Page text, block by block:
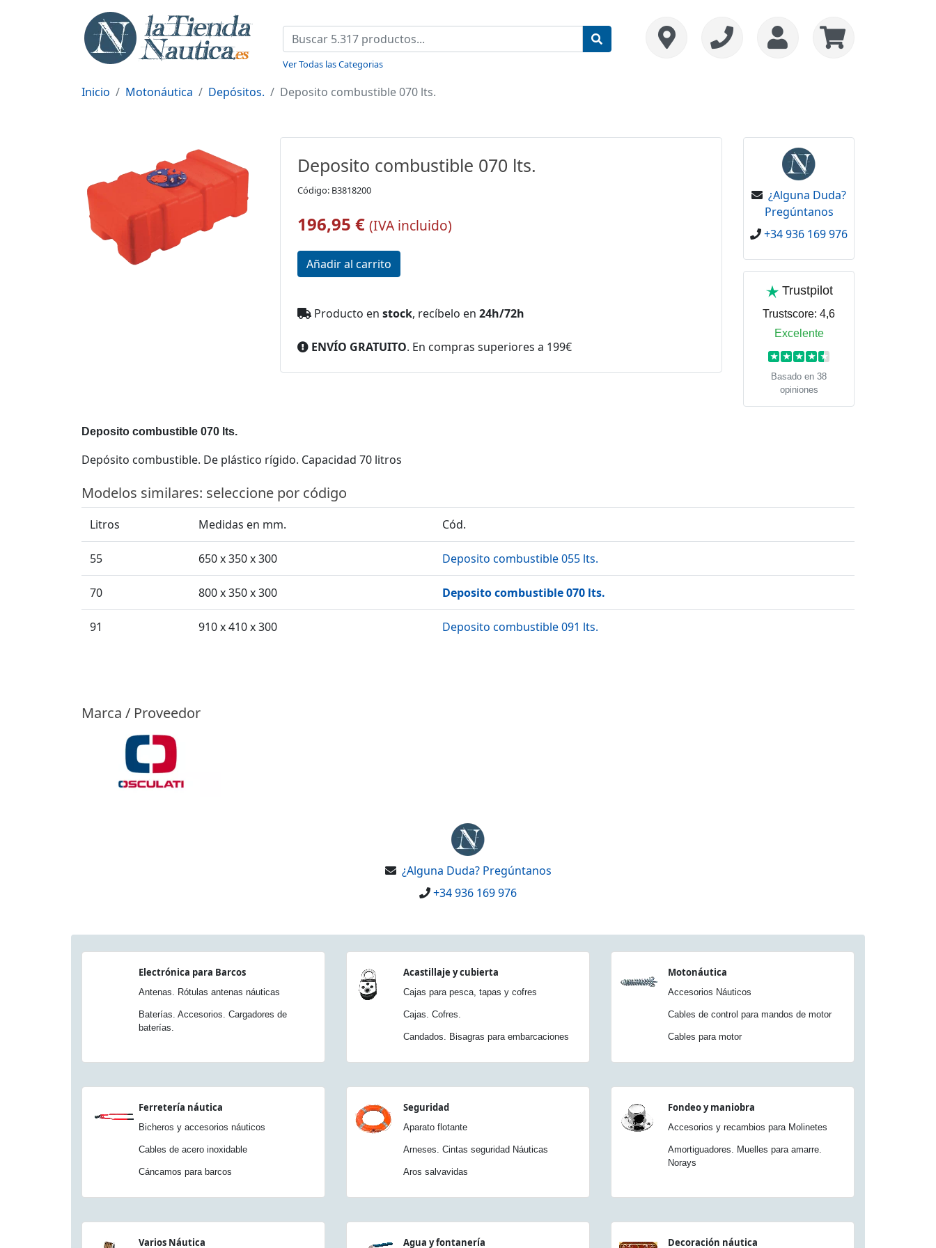
Ver Todas las Categorias
Inicio Motonáutica Depósitos. Deposito combustible 070 lts.
Deposito combustible 070 lts.
Código: B3818200
196,95 € (IVA incluido)
Producto en stock, recíbelo en 24h/72h
ENVÍO GRATUITO. En compras superiores a 199€
¿Alguna Duda?
Pregúntanos
+34 936 169 976
Trustpilot
Trustscore: 4,6
Excelente
★ ★ ★ ★ ★
Basado en 38
opiniones
Deposito combustible 070 lts.
Depósito combustible. De plástico rígido. Capacidad 70 litros
Modelos similares: seleccione por código
Litros Medidas en mm. Cód.
55 650 x 350 x 300 Deposito combustible 055 lts.
70 800 x 350 x 300 Deposito combustible 070 lts.
91 910 x 410 x 300 Deposito combustible 091 lts.
Marca / Proveedor
¿Alguna Duda? Pregúntanos
+34 936 169 976
Electrónica para Barcos
Antenas. Rótulas antenas náuticas
Baterías. Accesorios. Cargadores de
baterías.
Acastillaje y cubierta
Cajas para pesca, tapas y cofres
Cajas. Cofres.
Candados. Bisagras para embarcaciones
Motonáutica
Accesorios Náuticos
Cables de control para mandos de motor
Cables para motor
Ferretería náutica
Bicheros y accesorios náuticos
Cables de acero inoxidable
Cáncamos para barcos
Seguridad
Aparato flotante
Arneses. Cintas seguridad Náuticas
Aros salvavidas
Fondeo y maniobra
Accesorios y recambios para Molinetes
Amortiguadores. Muelles para amarre.
Norays
Varios Náutica Agua y fontanería Decoración náutica